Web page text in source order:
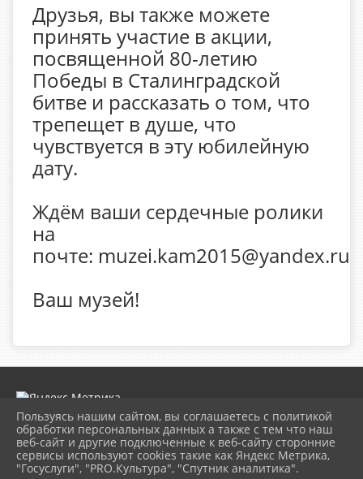
Друзья, вы также можете
принять участие в акции,
посвященной 80-летию
Победы в Сталинградской
битве и рассказать о том, что
трепещет в душе, что
чувствуется в эту юбилейную
дату.
Ждём ваши сердечные ролики
на
почте: muzei.kam2015@yandex.ru
Ваш музей!
2026 г. museumkam.ru
Вход
Карта сайта
Пользуясь нашим сайтом, вы соглашаетесь с политикой
обработки персональных данных а также с тем что наш
веб-сайт и другие подключенные к веб-сайту сторонние
сервисы используют cookies такие как Яндекс Метрика,
"Госуслуги", "PRO.Культура", "Спутник аналитика".